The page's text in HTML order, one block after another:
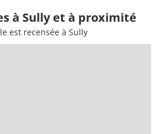
à Sully et à proximité
est recensée à Sully